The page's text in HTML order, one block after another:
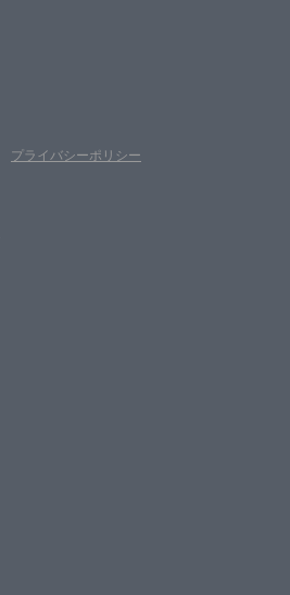
プライバシーポリシー